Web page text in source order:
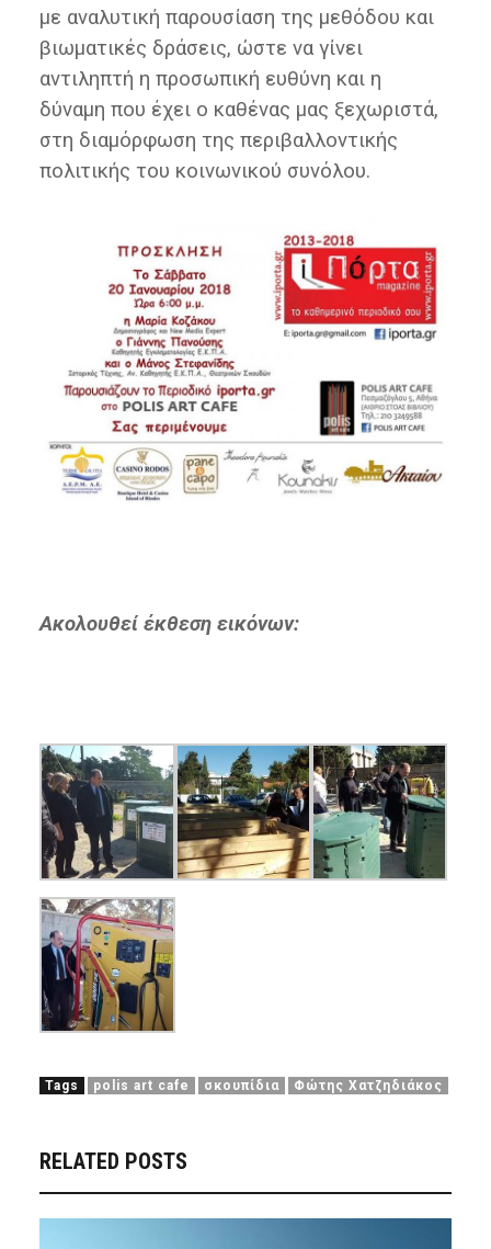
με αναλυτική παρουσίαση της μεθόδου και
βιωματικές δράσεις, ώστε να γίνει
αντιληπτή η προσωπική ευθύνη και η
δύναμη που έχει ο καθένας μας ξεχωριστά,
στη διαμόρφωση της περιβαλλοντικής
πολιτικής του κοινωνικού συνόλου.
Ακολουθεί έκθεση εικόνων:
Tags polis art cafe σκουπίδια Φώτης Χατζηδιάκος
RELATED POSTS